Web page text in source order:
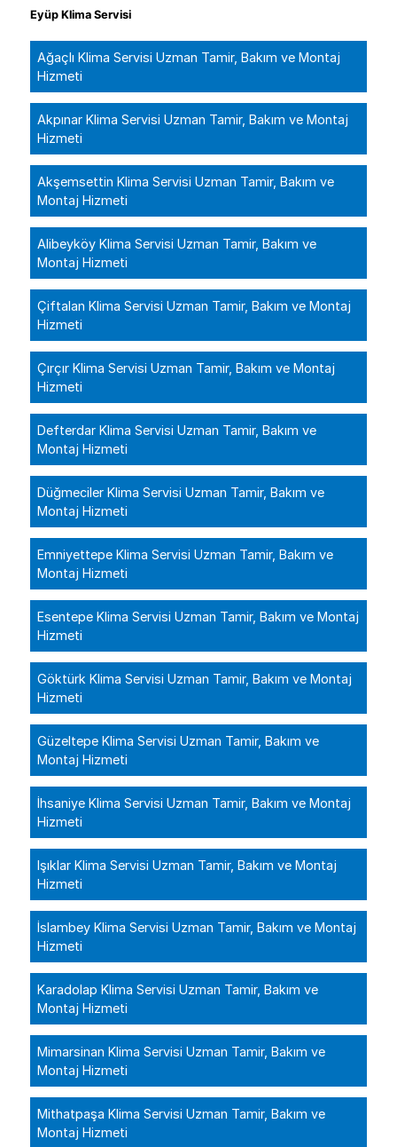
Eyüp Klima Servisi
Ağaçlı Klima Servisi Uzman Tamir, Bakım ve Montaj
Hizmeti
Akpınar Klima Servisi Uzman Tamir, Bakım ve Montaj
Hizmeti
Akşemsettin Klima Servisi Uzman Tamir, Bakım ve
Montaj Hizmeti
Alibeyköy Klima Servisi Uzman Tamir, Bakım ve
Montaj Hizmeti
Çiftalan Klima Servisi Uzman Tamir, Bakım ve Montaj
Hizmeti
Çırçır Klima Servisi Uzman Tamir, Bakım ve Montaj
Hizmeti
Defterdar Klima Servisi Uzman Tamir, Bakım ve
Montaj Hizmeti
Düğmeciler Klima Servisi Uzman Tamir, Bakım ve
Montaj Hizmeti
Emniyettepe Klima Servisi Uzman Tamir, Bakım ve
Montaj Hizmeti
Esentepe Klima Servisi Uzman Tamir, Bakım ve Montaj
Hizmeti
Göktürk Klima Servisi Uzman Tamir, Bakım ve Montaj
Hizmeti
Güzeltepe Klima Servisi Uzman Tamir, Bakım ve
Montaj Hizmeti
İhsaniye Klima Servisi Uzman Tamir, Bakım ve Montaj
Hizmeti
Işıklar Klima Servisi Uzman Tamir, Bakım ve Montaj
Hizmeti
İslambey Klima Servisi Uzman Tamir, Bakım ve Montaj
Hizmeti
Karadolap Klima Servisi Uzman Tamir, Bakım ve
Montaj Hizmeti
Mimarsinan Klima Servisi Uzman Tamir, Bakım ve
Montaj Hizmeti
Mithatpaşa Klima Servisi Uzman Tamir, Bakım ve
Montaj Hizmeti